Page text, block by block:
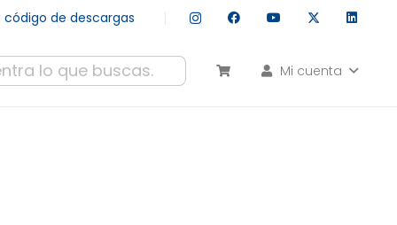
código de descargas
Mi cuenta